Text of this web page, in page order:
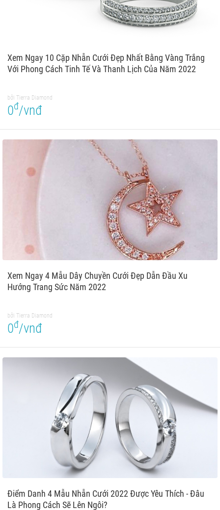
Xem Ngay 10 Cặp Nhẫn Cưới Đẹp Nhất Bằng Vàng Trắng
Với Phong Cách Tinh Tế Và Thanh Lịch Của Năm 2022
bởi Tierra Diamond
0đ/vnđ
Xem Ngay 4 Mẫu Dây Chuyền Cưới Đẹp Dẫn Đầu Xu
Hướng Trang Sức Năm 2022
bởi Tierra Diamond
0đ/vnđ
Điểm Danh 4 Mẫu Nhẫn Cưới 2022 Được Yêu Thích - Đâu
Là Phong Cách Sẽ Lên Ngôi?